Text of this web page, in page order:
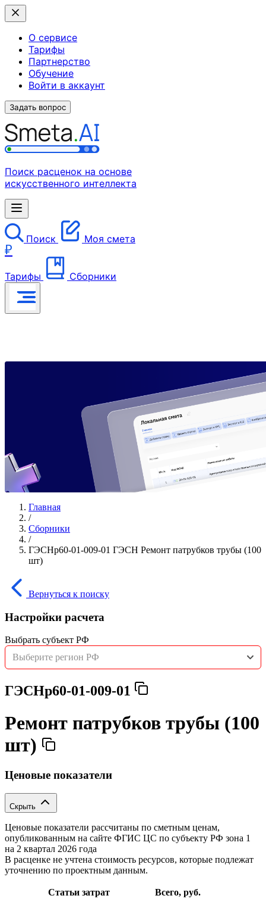
О сервисе
Тарифы
Партнерство
Обучение
Войти в аккаунт
Задать вопрос
Поиск расценок на основе
искусственного интеллекта
Поиск Моя смета
₽
Тарифы Сборники
Главная
/
Сборники
/
ГЭСНр60-01-009-01 ГЭСН Ремонт патрубков трубы (100
шт)
Вернуться к поиску
Настройки расчета
Выбрать субъект РФ
Выберите регион РФ
ГЭСНр60-01-009-01
Ремонт патрубков трубы (100
шт)
Ценовые показатели
Скрыть
Ценовые показатели рассчитаны по сметным ценам,
опубликованным на сайте ФГИС ЦС по субъекту РФ зона 1
на 2 квартал 2026 года
В расценке не учтена стоимость ресурсов, которые подлежат
уточнению по проектным данным.
Статьи затрат Всего, руб.